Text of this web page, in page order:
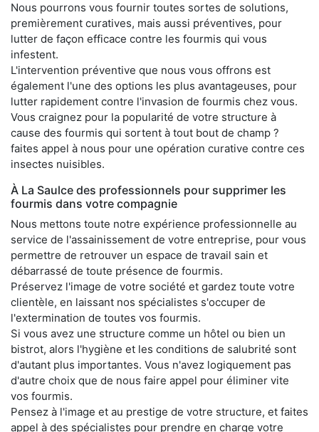
Nous pourrons vous fournir toutes sortes de solutions,
premièrement curatives, mais aussi préventives, pour
lutter de façon efficace contre les fourmis qui vous
infestent.
L'intervention préventive que nous vous offrons est
également l'une des options les plus avantageuses, pour
lutter rapidement contre l'invasion de fourmis chez vous.
Vous craignez pour la popularité de votre structure à
cause des fourmis qui sortent à tout bout de champ ?
faites appel à nous pour une opération curative contre ces
insectes nuisibles.
À La Saulce des professionnels pour supprimer les
fourmis dans votre compagnie
Nous mettons toute notre expérience professionnelle au
service de l'assainissement de votre entreprise, pour vous
permettre de retrouver un espace de travail sain et
débarrassé de toute présence de fourmis.
Préservez l'image de votre société et gardez toute votre
clientèle, en laissant nos spécialistes s'occuper de
l'extermination de toutes vos fourmis.
Si vous avez une structure comme un hôtel ou bien un
bistrot, alors l'hygiène et les conditions de salubrité sont
d'autant plus importantes. Vous n'avez logiquement pas
d'autre choix que de nous faire appel pour éliminer vite
vos fourmis.
Pensez à l'image et au prestige de votre structure, et faites
appel à des spécialistes pour prendre en charge votre